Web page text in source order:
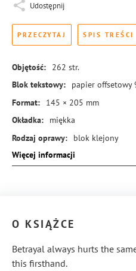
Udostępnij
PRZECZYTAJ SPIS TREŚCI
Objętość: 262 str.
Blok tekstowy:
papier offsetowy
Format:
145 × 205 mm
Okładka:
miękka
Rodzaj oprawy:
blok klejony
ISBN:
978-83-8455-212-4
Więcej informacji
O KSIĄŻCE
Betrayal always hurts the
this firsthand.